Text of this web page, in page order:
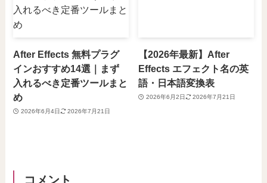
After Effects 無料プラグ
インおすすめ14選｜まず
入れるべき定番ツールまと
め
2026年6月4日 2026年7月21日
【2026年最新】After
Effects エフェクト名の英
語・日本語変換表
2026年6月2日 2026年7月21日
コメント